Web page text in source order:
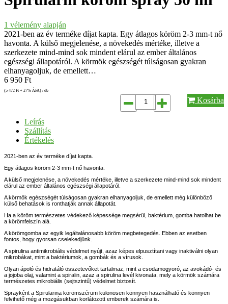
1 vélemény alapján
2021-ben az év terméke díjat kapta. Egy átlagos köröm 2-3 mm-t nő
havonta. A külső megjelenése, a növekedés mértéke, illetve a
szerkezete mind-mind sok mindent elárul az ember általános
egészségi állapotáról. A körmök egészségét túlságosan gyakran
elhanyagoljuk, de emellett…
6 950 Ft
(5 472 Ft + 27% ÁFA) / db
Kosárba
Leírás
Szállítás
Értékelés
2021-ben az év terméke díjat kapta.
Egy átlagos köröm 2-3 mm-t nő havonta.
A külső megjelenése, a növekedés mértéke, illetve a szerkezete mind-mind sok mindent
elárul az ember általános egészségi állapotáról.
A körmök egészségét túlságosan gyakran elhanyagoljuk, de emellett még különböző
külső behatások is ronthatják annak állapotát.
Ha a köröm természetes védekező képessége megsérül, baktérium, gomba hatolhat be
a körömfelszín alá.
A körömgomba az egyik legáltalánosabb köröm megbetegedés. Ebben az esetben
fontos, hogy gyorsan cselekedjünk.
A spirulina antimikrobiális védelmet nyújt, azaz képes elpusztítani vagy inaktiválni olyan
mikrobákat, mint a baktériumok, a gombák és a vírusok.
Olyan ápoló és hidratáló összetevőket tartalmaz, mint a csodamogyoró, az avokádó- és
a jojoba olaj, valamint a spiralin, azaz a spirulina levél kivonata, mely a körmök számára
természetes mikrobiális (sejtszintű) védelmet biztosít.
Sprayként a Spirularina körömszérum különösen könnyen használható és könnyen
felvihető még a mozgásukban korlátozott emberek számára is.